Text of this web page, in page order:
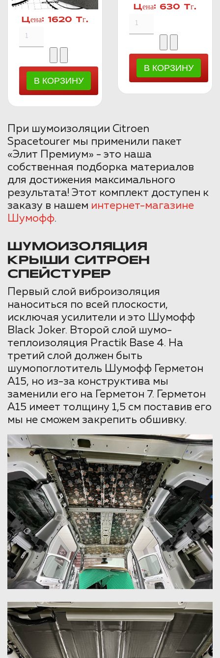
Цена: 1620 Тг.
Цена: 630 Тг.
При шумоизоляции Citroen
Spacetourer мы применили пакет
«Элит Премиум» - это наша
собственная подборка материалов
для достижения максимального
результата! Этот комплект доступен к
заказу в нашем интернет-магазине
Шумофф.
ШУМОИЗОЛЯЦИЯ
КРЫШИ СИТРОЕН
СПЕЙСТУРЕР
Первый слой виброизоляция
наноситься по всей плоскости,
исключая усилители и это Шумофф
Black Joker. Второй слой шумо-
теплоизоляция Practik Base 4. На
третий слой должен быть
шумопоглотитель Шумофф Герметон
А15, но из-за конструктива мы
заменили его на Герметон 7. Герметон
А15 имеет толщину 1,5 см поставив его
мы не сможем закрепить обшивку.